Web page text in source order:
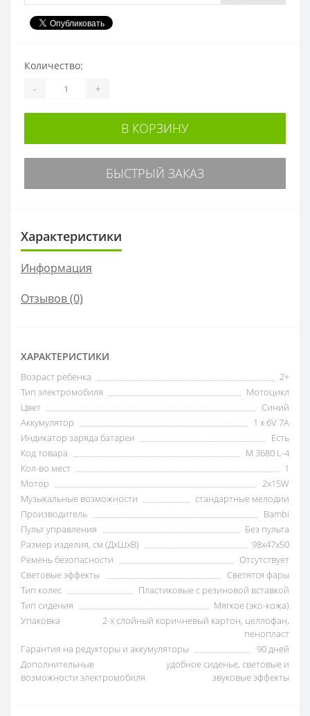
Количество:
- +
В КОРЗИНУ
БЫСТРЫЙ ЗАКАЗ
Характеристики
Информация
Отзывов (0)
ХАРАКТЕРИСТИКИ
Возраст ребенка
2+
Тип электромобиля
Мотоцикл
Цвет
Синий
Аккумулятор
1 x 6V 7A
Индикатор заряда батареи
Есть
Код товара
M 3680 L-4
Кол-во мест
1
Мотор
2x15W
Музыкальные возможности
стандартные мелодии
Производитель
Bambi
Пульт управления
Без пульта
Размер изделия, см (ДxШxВ)
98х47х50
Ремень безопасности
Отсутствует
Световые эффекты
Светятся фары
Тип колес
Пластиковые с резиновой вставкой
Тип сидения
Мягкое (эко-кожа)
Упаковка
2-х слойный коричневый картон, целлофан,
пенопласт
Гарантия на редукторы и аккумуляторы
90 дней
Дополнительные
возможности электромобиля
удобное сиденье, световые и
звуковые эффекты